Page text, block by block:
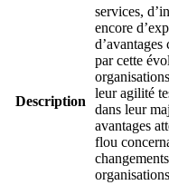
Description
services,
encore
par cette
leur agilité
dans leur
avantages
flou